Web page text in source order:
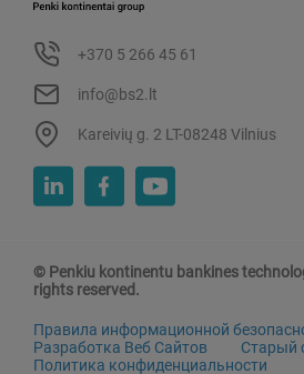
+370 5 266 45 61
info@bs2.lt
Kareivių g. 2 LT-08248 Vilnius
© Penkiu kontinentu bankines
rights reserved.
Правила информационной
Разработка Веб Сайтов
Старый
Политика конфиденциальности